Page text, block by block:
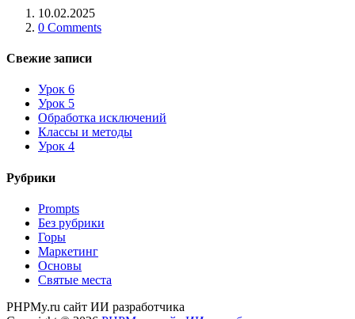
10.02.2025
0 Comments
Свежие записи
Урок 6
Урок 5
Обработка исключений
Классы и методы
Урок 4
Рубрики
Prompts
Без рубрики
Горы
Маркетинг
Основы
Святые места
PHPMy.ru сайт ИИ разработчика